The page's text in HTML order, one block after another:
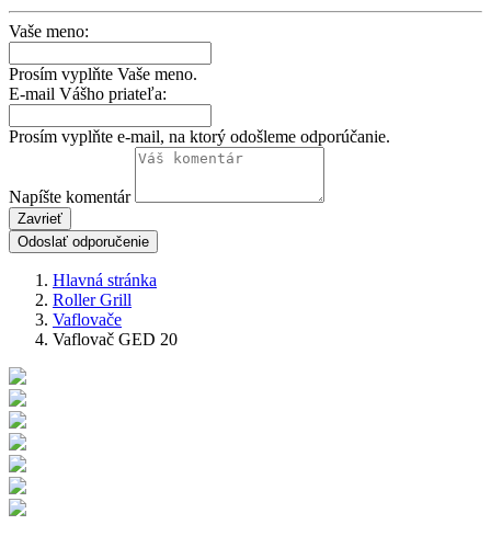
Vaše meno:
Prosím vyplňte Vaše meno.
E-mail Vášho priateľa:
Prosím vyplňte e-mail, na ktorý odošleme odporúčanie.
Napíšte komentár
Zavrieť
Odoslať odporučenie
Hlavná stránka
Roller Grill
Vaflovače
Vaflovač GED 20